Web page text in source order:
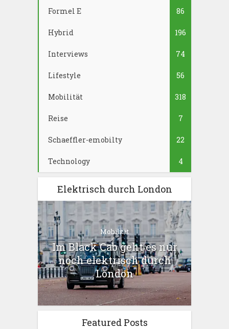
Formel E 86
Hybrid 196
Interviews 74
Lifestyle 56
Mobilität 318
Reise 7
Schaeffler-emobilty 22
Technology 4
Elektrisch durch London
Mobilität
Im Black Cab geht es nur
noch elektrisch durch
London
Featured Posts